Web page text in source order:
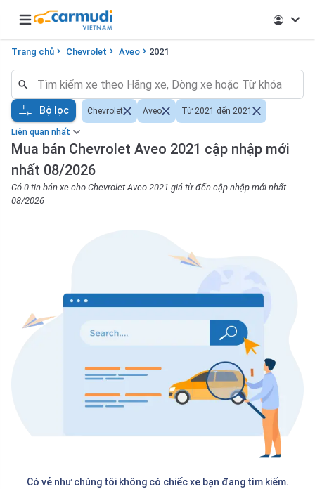
Open main menu
Trang chủ Chevrolet Aveo 2021
Liên quan nhất
Mua bán Chevrolet Aveo 2021 cập nhập mới
nhất 08/2026
Có 0 tin bán xe cho Chevrolet Aveo 2021 giá từ đến cập nhập mới nhất
08/2026
Bộ lọc Chevrolet Aveo Từ 2021 đến 2021
Có vẻ như chúng tôi không có chiếc xe bạn đang tìm kiếm.